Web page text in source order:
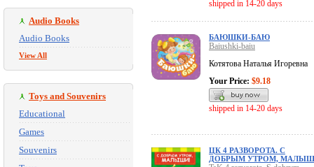
Audio Books
Audio Books
View All
Toys and Souvenirs
Educational
Games
Souvenirs
shipped in 14-20 days
БАЮШКИ-БАЮ
Baiushki-baiu
Котятова Наталья Игоревна
Your Price: $9.18
shipped in 14-20 days
ЦК 4 РАЗВОРОТА. С
ДОБРЫМ УТРОМ,